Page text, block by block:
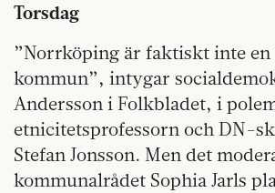
Torsdag
”Norrköping är faktiskt inte
kommun”, intygar
Andersson i Folkbladet, i
etnicitetsprofessorn och DN-
Stefan Jonsson. Men det
kommunalrådet Sophia Jarls